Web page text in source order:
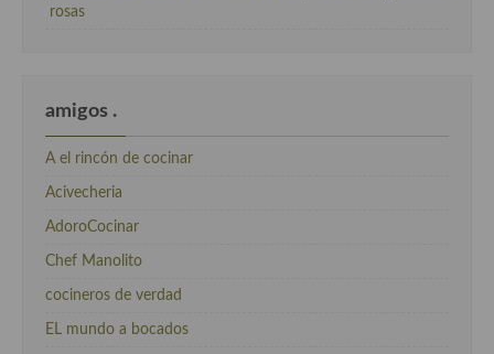
rosas
amigos .
A el rincón de cocinar
Acivecheria
AdoroCocinar
Chef Manolito
cocineros de verdad
EL mundo a bocados